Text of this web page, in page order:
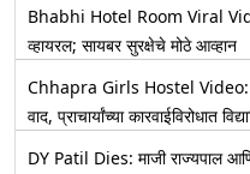
Bhabhi Hotel Room Viral
व्हायरल; सायबर सुरक्षेचे मोठे आव्हान
Chhapra Girls Hostel Video:
वाद, प्राचार्यांच्या कारवाईविरोधात
DY Patil Dies: माजी राज्यपाल आणि